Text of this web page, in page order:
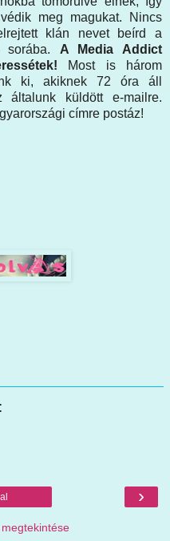
meg magukat. Nincs
klán nevet beírd a
sorába. A Media Addict
Most is három
ki, akiknek 72 óra áll
általunk küldött e-mailre.
címre postáz!
›